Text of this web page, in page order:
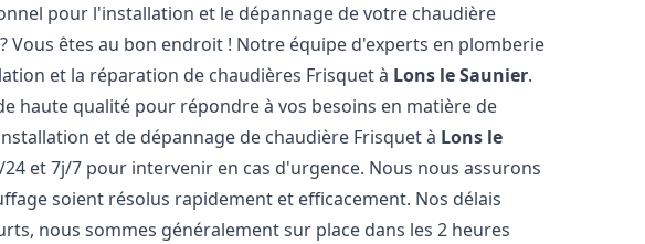
pour l'installation et le dépannage de votre chaudière
? Vous êtes au bon endroit ! Notre équipe d'experts en plomberie
et la réparation de chaudières Frisquet à Lons le Saunier.
haute qualité pour répondre à vos besoins en matière de
et de dépannage de chaudière Frisquet à Lons le
et 7j/7 pour intervenir en cas d'urgence. Nous nous assurons
soient résolus rapidement et efficacement. Nos délais
nous sommes généralement sur place dans les 2 heures